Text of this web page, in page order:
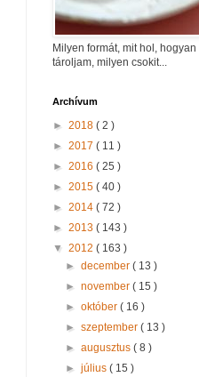
Milyen formát, mit hol, hogyan
tároljam, milyen csokit...
Archívum
► 2018 ( 2 )
► 2017 ( 11 )
► 2016 ( 25 )
► 2015 ( 40 )
► 2014 ( 72 )
► 2013 ( 143 )
▼ 2012 ( 163 )
►december( 13 )
►november( 15 )
►október( 16 )
►szeptember( 13 )
►augusztus( 8 )
►július( 15 )